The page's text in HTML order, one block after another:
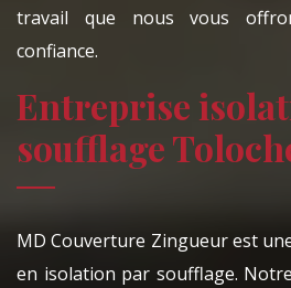
travail que nous vous
confiance.
Entreprise
soufflage
MD Couverture Zingueur est
en isolation par soufflage.